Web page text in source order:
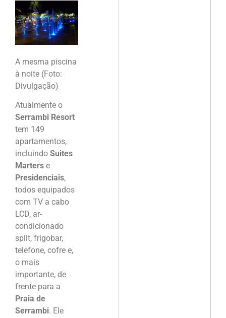
A mesma piscina
à noite (Foto:
Divulgação)
Atualmente o
Serrambi Resort
tem 149
apartamentos,
incluindo Suites
Marters e
Presidenciais,
todos equipados
com TV a cabo
LCD, ar-
condicionado
split, frigobar,
telefone, cofre e,
o mais
importante, de
frente para a
Praia de
Serrambi. Ele